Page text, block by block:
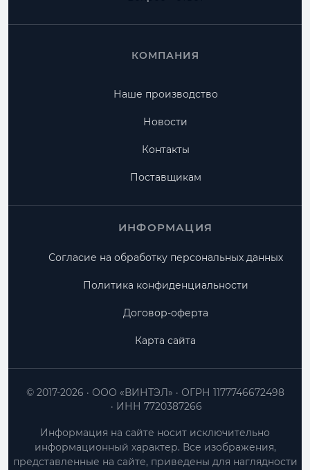
КОМПАНИЯ
Наше производство
Новости
Контакты
Поставщикам
ИНФОРМАЦИЯ
Согласие на обработку персональных данных
Политика конфиденциальности
Договор-оферта
Карта сайта
ООО «ВИНТЭЛ»
ОГРН 1177746672498
ИНН 7720387266
© 2017-2026
Информация на сайте носит исключительно
информационный характер. Все изображения,
представленные на сайте, приведены для наглядности